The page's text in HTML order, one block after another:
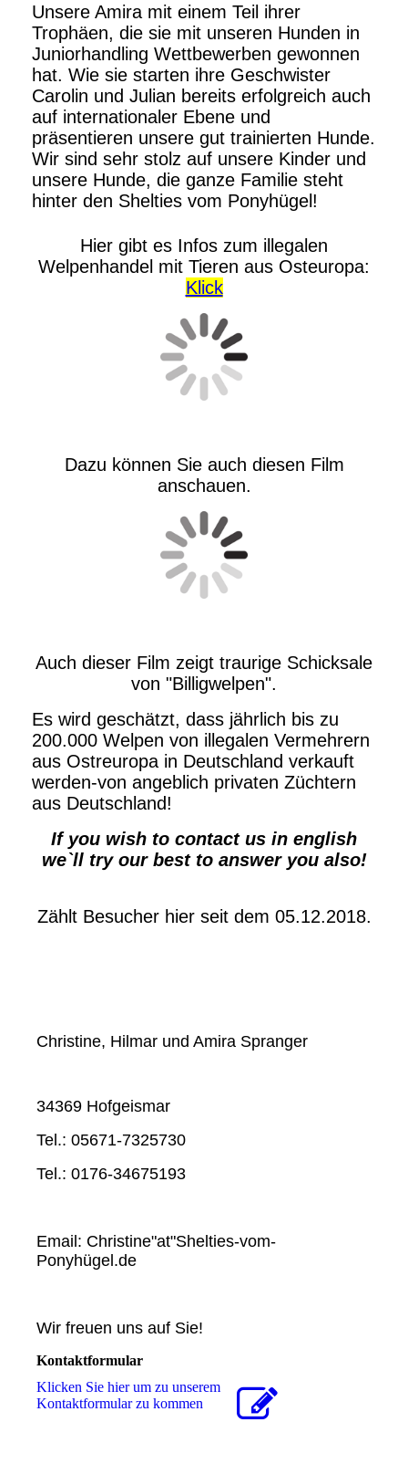
Unsere Amira mit einem Teil ihrer
Trophäen, die sie mit unseren Hunden in
Juniorhandling Wettbewerben gewonnen
hat. Wie sie starten ihre Geschwister
Carolin und Julian bereits erfolgreich auch
auf internationaler Ebene und
präsentieren unsere gut trainierten Hunde.
Wir sind sehr stolz auf unsere Kinder und
unsere Hunde, die ganze Familie steht
hinter den Shelties vom Ponyhügel!
Hier gibt es Infos zum illegalen
Welpenhandel mit Tieren aus Osteuropa:
Klick
Dazu können Sie auch diesen Film
anschauen.
Auch dieser Film zeigt traurige Schicksale
von "Billigwelpen".
Es wird geschätzt, dass jährlich bis zu
200.000 Welpen von illegalen Vermehrern
aus Ostreuropa in Deutschland verkauft
werden-von angeblich privaten Züchtern
aus Deutschland!
If you wish to contact us in english
we`ll try our best to answer you also!
Zählt Besucher hier seit dem 05.12.2018.
Christine, Hilmar und Amira Spranger
34369 Hofgeismar
Tel.: 05671-7325730
Tel.: 0176-34675193
Email: Christine"at"Shelties-vom-
Ponyhügel.de
Wir freuen uns auf Sie!
Kontaktformular
Klicken Sie hier um zu unserem
Kon­takt­for­mu­lar zu kommen